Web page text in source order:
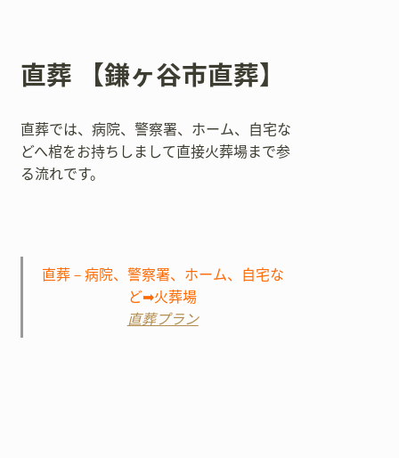
直葬 【鎌ヶ谷市直葬】
直葬では、病院、警察署、ホーム、自宅な
どへ棺をお持ちしまして直接火葬場まで参
る流れです。
直葬－病院、警察署、ホーム、自宅な
ど➡火葬場
直葬プラン